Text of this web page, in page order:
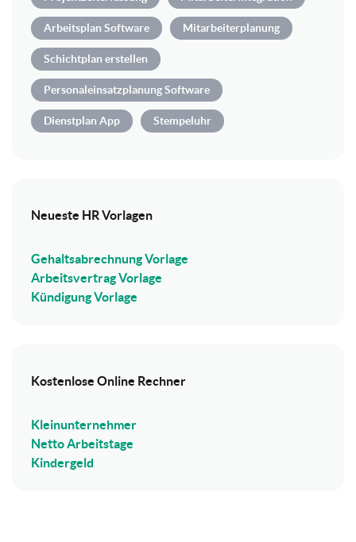
Arbeitsplan Software Mitarbeiterplanung
Schichtplan erstellen
Personaleinsatzplanung Software
Dienstplan App Stempeluhr
Neueste HR Vorlagen
Gehaltsabrechnung Vorlage
Arbeitsvertrag Vorlage
Kündigung Vorlage
Kostenlose Online Rechner
Kleinunternehmer
Netto Arbeitstage
Kindergeld